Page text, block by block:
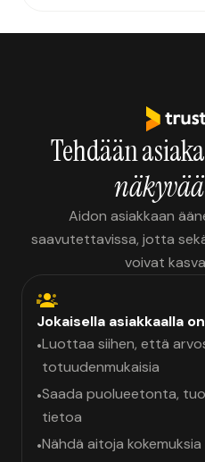
Tehdään
Aidon asiakkaan
saavutettavissa, jotta
voivat
Jokaisella asiakkaalla
•Luottaa siihen, että
totuudenmukaisia
•Saada puolueetonta,
tietoa
•Nähdä aitoja